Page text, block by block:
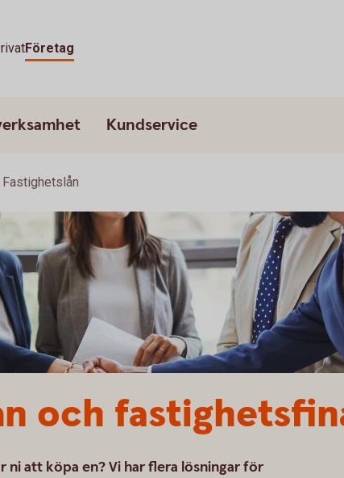
Företag
Kundservice
Fastighetslån
och
ni att köpa en? Vi har flera lösningar för